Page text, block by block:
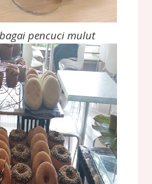
pencuci mulut